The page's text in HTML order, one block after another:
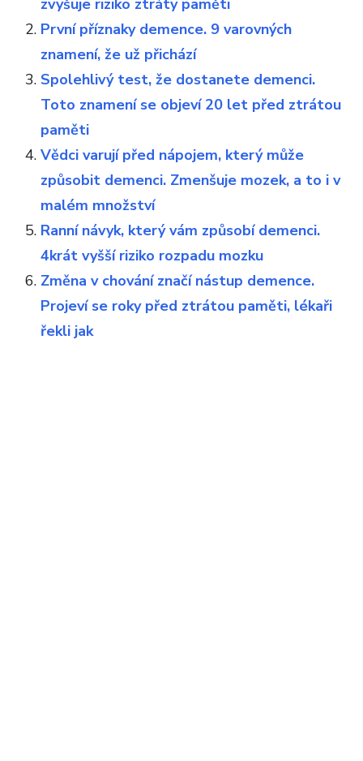
zvyšuje riziko ztráty paměti
První příznaky demence. 9 varovných
znamení, že už přichází
Spolehlivý test, že dostanete demenci.
Toto znamení se objeví 20 let před ztrátou
paměti
Vědci varují před nápojem, který může
způsobit demenci. Zmenšuje mozek, a to i v
malém množství
Ranní návyk, který vám způsobí demenci.
4krát vyšší riziko rozpadu mozku
Změna v chování značí nástup demence.
Projeví se roky před ztrátou paměti, lékaři
řekli jak